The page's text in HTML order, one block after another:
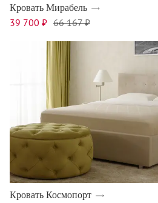
Кровать Мирабель
39 700 ₽ 66 167 ₽
Кровать Космопорт